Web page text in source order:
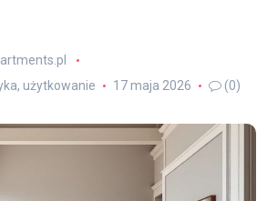
użytkowanie
17 maja 2026 (0)